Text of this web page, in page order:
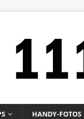
HANDY-FOTOS